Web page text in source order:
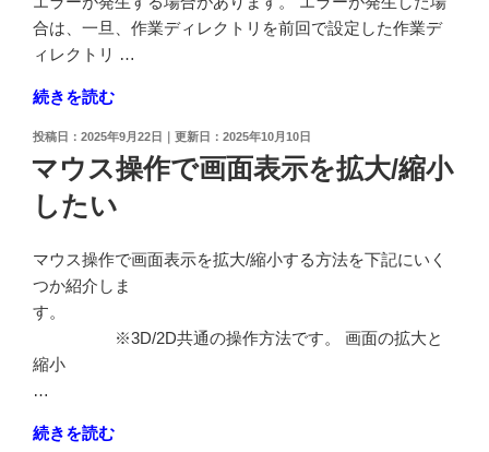
動
し
い"
の
合は、一旦、作業ディレクトリを前回で設定した作業デ
ィレクトリ …
"エ
ー：
フ
ァ
ル
が
見
か
せ
続きを読む
投
日:
2025年9月22日 2025年10月10日
マウス操作で画面表示を拡大/縮小
したい
マウス操作で画面表示を拡大/縮小する方法を下記にいく
つか紹介しま
す。
※3D/2D共通の操作方法です。 画面の拡大と
縮小
…
"マ
続きを読む